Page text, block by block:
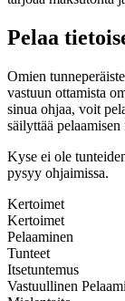
Pelaa
Omien
vastuun ottamista
sinua ohjaa, voit
säilyttää pelaamisen
Kyse ei ole
pysyy ohjaimissa.
Kertoimet
Kertoimet
Pelaaminen
Tunteet
Itsetuntemus
Vastuullinen